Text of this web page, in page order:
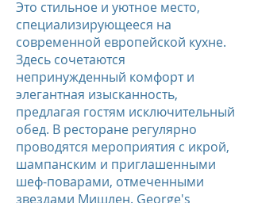
Это стильное и уютное место,
специализирующееся на
современной европейской кухне.
Здесь сочетаются
непринужденный комфорт и
элегантная изысканность,
предлагая гостям исключительный
обед. В ресторане регулярно
проводятся мероприятия с икрой,
шампанским и приглашенными
шеф-поварами, отмеченными
звездами Мишлен. George's